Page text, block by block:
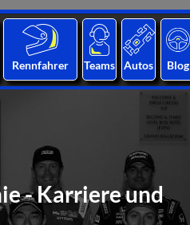
Rennfahrer Teams Autos Blog
- Karriere und